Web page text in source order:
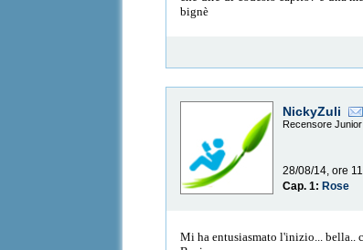
bignè
NickyZuli
Recensore Junior
28/08/14, ore
Cap. 1: Rose
Mi ha entusiasmato l'inizio... bella..